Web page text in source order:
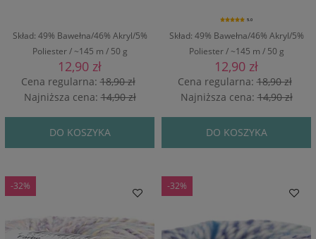
Skład: 49% Bawełna/46% Akryl/5%
Poliester / ~145 m / 50 g
12,90 zł
Cena regularna:18,90 zł
Najniższa cena:14,90 zł
DO KOSZYKA
Skład: 49% Bawełna/46% Akryl/5%
Poliester / ~145 m / 50 g
5.0
12,90 zł
Cena regularna:18,90 zł
Najniższa cena:14,90 zł
DO KOSZYKA
-32% -32%